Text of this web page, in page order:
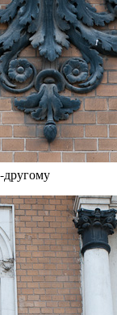
другому